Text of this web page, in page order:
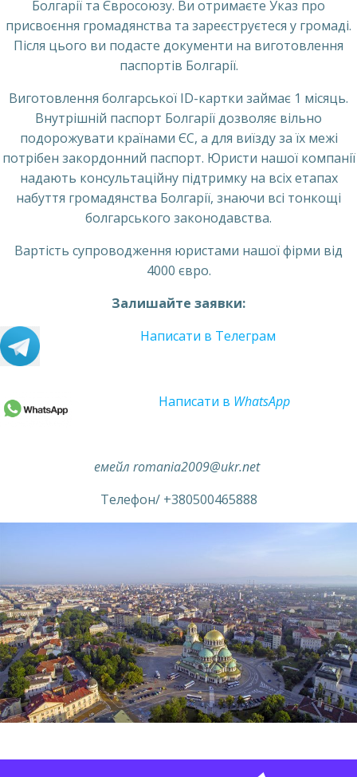
Болгарії та Євросоюзу. Ви отримаєте Указ про
присвоєння громадянства та зареєструєтеся у громаді.
Після цього ви подасте документи на виготовлення
паспортів Болгарії.
Виготовлення болгарської ID-картки займає 1 місяць.
Внутрішній паспорт Болгарії дозволяє вільно
подорожувати країнами ЄС, а для виїзду за їх межі
потрібен закордонний паспорт. Юристи нашої компанії
надають консультаційну підтримку на всіх етапах
набуття громадянства Болгарії, знаючи всі тонкощі
болгарського законодавства.
Вартість супроводження юристами нашої фірми від
4000 євро.
Залишайте заявки:
Написати в Телеграм
Написати в WhatsApp
емейл romania2009@ukr.net
Телефон/ +380500465888